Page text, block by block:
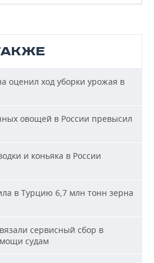
оценил ход уборки урожая в
овощей в России превысил
и коньяка в России
в Турцию 6,7 млн тонн зерна
сервисный сбор в
судам